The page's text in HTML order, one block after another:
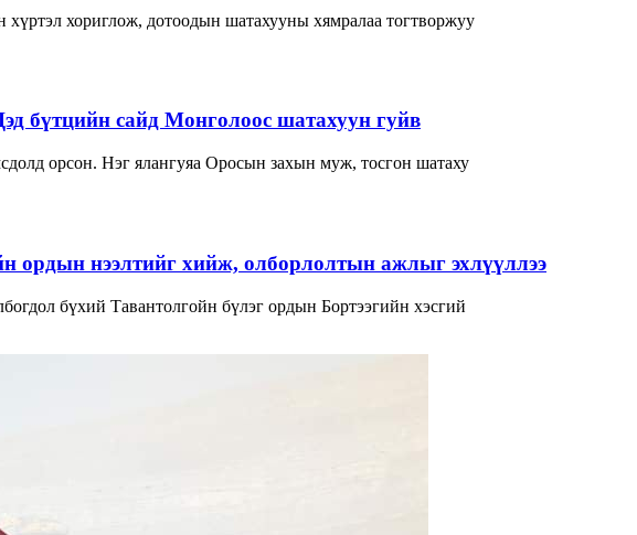
хориглож, дотоодын шатахууны хямралаа тогтворжуу
бүтцийн сайд Монголоос шатахуун гуйв
орсон. Нэг ялангуяа Оросын захын муж, тосгон шатаху
ордын нээлтийг хийж, олборлолтын ажлыг эхлүүллээ
бүхий Тавантолгойн бүлэг ордын Бортээгийн хэсгий